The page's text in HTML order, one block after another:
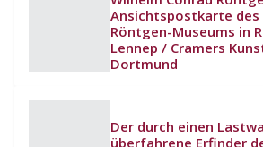
Ansichtspostkarte des
Röntgen-Museums in
Lennep / Cramers
Dortmund
Der durch einen
überfahrene Erfinder